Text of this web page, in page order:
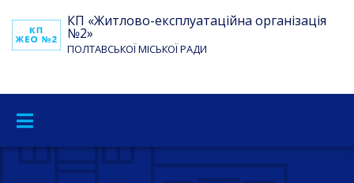
КП «Житлово-експлуатаційна організація
№2»
ПОЛТАВСЬКОЇ МІСЬКОЇ РАДИ